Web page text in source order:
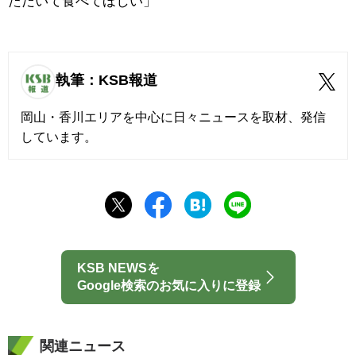
執筆：KSB報道
岡山・香川エリアを中心に日々ニュースを取材、発信
しています。
KSB NEWSを
Google検索のお気に入りに登録
関連ニュース